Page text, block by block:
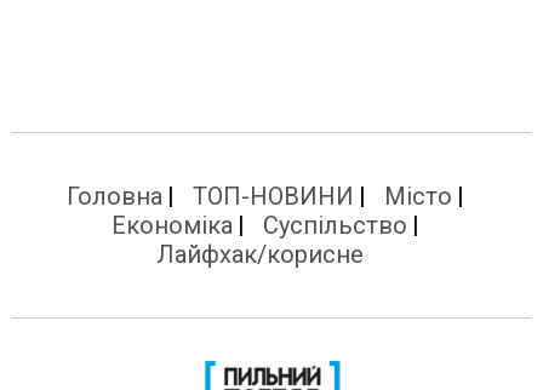
Головна ТОП-НОВИНИ
Місто
Економіка
Суспільство
Лайфхак/корисне